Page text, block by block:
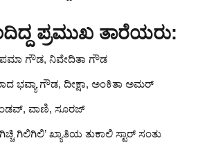
ಪ್ರಮುಖ ತಾರೆಯರು:
ಗೌಡ, ನಿವೇದಿತಾ ಗೌಡ
ಭವ್ಯಾ ಗೌಡ, ದೀಕ್ಷಾ, ಅಂಕಿತಾ ಅಮರ್
ವಾಣಿ, ಸೂರಜ್
ಗಿಲಿಗಿಲಿ’ ಖ್ಯಾತಿಯ ತುಕಾಲಿ ಸ್ಟಾರ್ ಸಂತು